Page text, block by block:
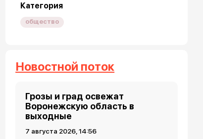
Категория
общество
Новостной поток
Грозы и град освежат
Воронежскую область в
выходные
7 августа 2026, 14:56